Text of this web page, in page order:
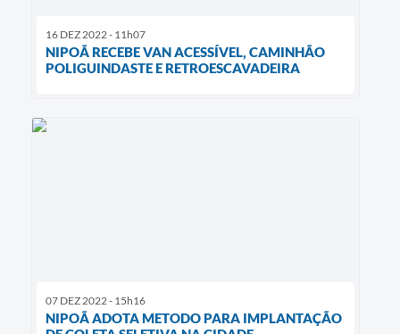
16 DEZ 2022 - 11h07
NIPOÃ RECEBE VAN ACESSÍVEL, CAMINHÃO
POLIGUINDASTE E RETROESCAVADEIRA
07 DEZ 2022 - 15h16
NIPOÃ ADOTA METODO PARA IMPLANTAÇÃO